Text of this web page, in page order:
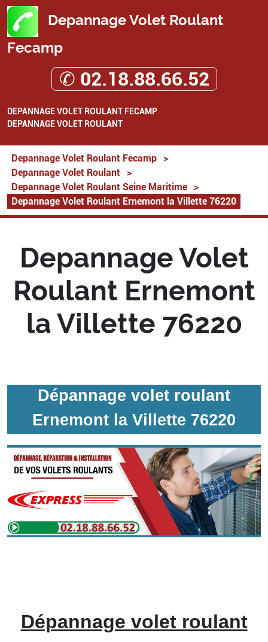
Depannage Volet Roulant
Fecamp
✆ 02.18.88.66.52
DEPANNAGE VOLET ROULANT FECAMP
DEPANNAGE VOLET ROULANT
Depannage Volet Roulant Fecamp
>
Depannage Volet Roulant
>
Depannage Volet Roulant Seine Maritime
>
Depannage Volet Roulant Ernemont la Villette 76220
Depannage Volet
Roulant Ernemont
la Villette 76220
Dépannage volet roulant
Ernemont la Villette 76220
Dépannage volet roulant